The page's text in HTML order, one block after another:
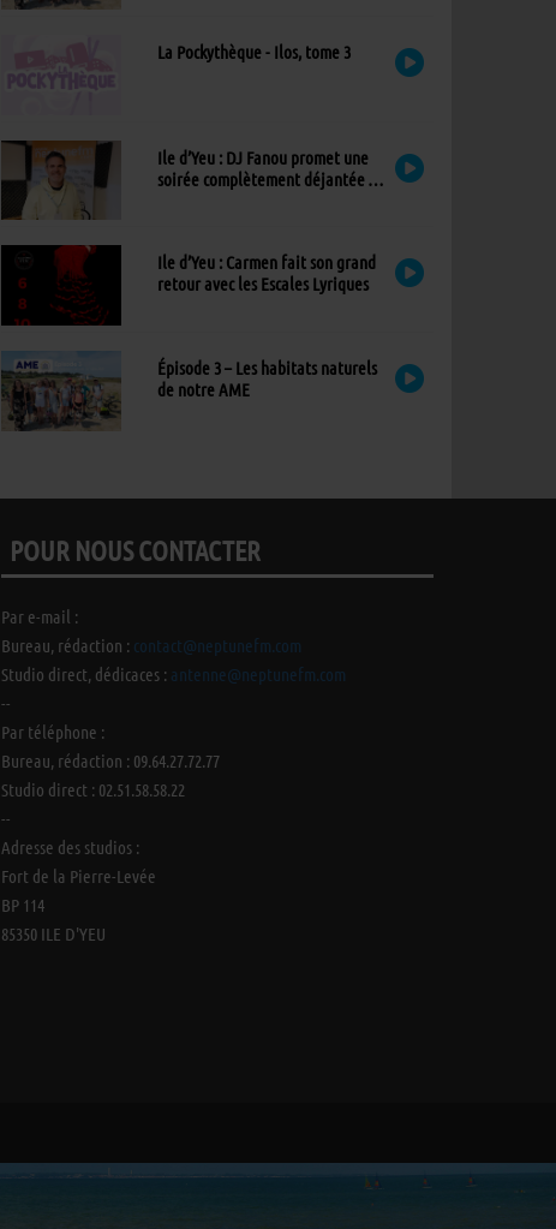
La Pockythèque - Ilos, tome 3
Ile d’Yeu : DJ Fanou promet une
soirée complètement déjantée à
Ile d’Yeu : Carmen fait son grand
retour avec les Escales Lyriques
Épisode 3 – Les habitats naturels
de notre AME
POUR NOUS CONTACTER
Par e-mail :
Bureau, rédaction : contact@neptunefm.com
Studio direct, dédicaces : antenne@neptunefm.com
--
Par téléphone :
Bureau, rédaction : 09.64.27.72.77
Studio direct : 02.51.58.58.22
--
Adresse des studios :
Fort de la Pierre-Levée
BP 114
85350 ILE D'YEU